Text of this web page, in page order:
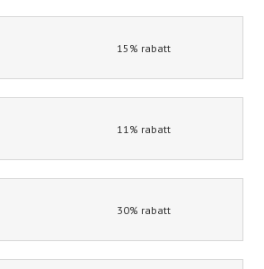
15% rabatt
11% rabatt
30% rabatt